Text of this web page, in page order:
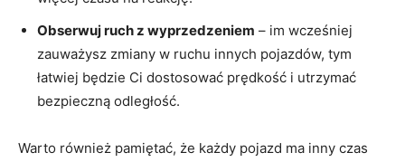
Obserwuj ruch z wyprzedzeniem – im wcześniej
zauważysz zmiany w ruchu innych pojazdów, tym
łatwiej będzie Ci dostosować prędkość i utrzymać
bezpieczną odległość.
Warto również pamiętać, że każdy pojazd ma inny czas